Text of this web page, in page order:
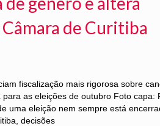
de Curitiba
fiscalização mais rigorosa sobre
as eleições de outubro Foto capa:
uma eleição nem sempre está
decisões